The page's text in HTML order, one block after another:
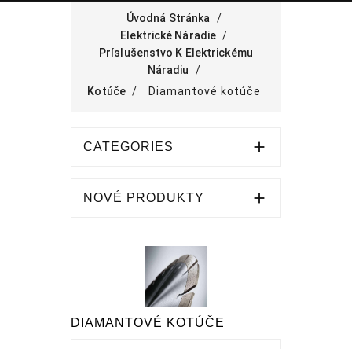
Úvodná Stránka
Elektrické Náradie
Príslušenstvo K Elektrickému
Náradiu
Kotúče
Diamantové kotúče
CATEGORIES 
NOVÉ PRODUKTY 
DIAMANTOVÉ KOTÚČE